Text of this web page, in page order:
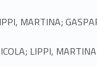
MARTINA;
LIPPI,